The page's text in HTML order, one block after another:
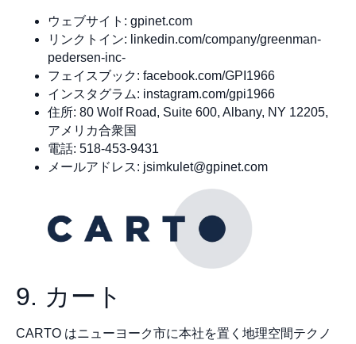
ウェブサイト: gpinet.com
リンクトイン: linkedin.com/company/greenman-
pedersen-inc-
フェイスブック: facebook.com/GPI1966
インスタグラム: instagram.com/gpi1966
住所: 80 Wolf Road, Suite 600, Albany, NY 12205,
アメリカ合衆国
電話: 518-453-9431
メールアドレス: jsimkulet@gpinet.com
9. カート
CARTO はニューヨーク市に本社を置く地理空間テクノ